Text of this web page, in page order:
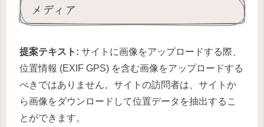
メディア
提案テキスト: サイトに画像をアップロードする際、
位置情報 (EXIF GPS) を含む画像をアップロードする
べきではありません。サイトの訪問者は、サイトか
ら画像をダウンロードして位置データを抽出するこ
とができます。